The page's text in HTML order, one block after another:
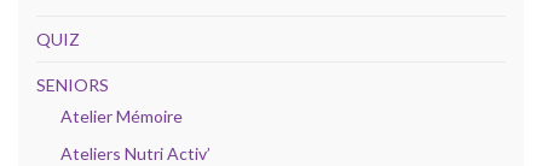
QUIZ
SENIORS
Atelier Mémoire
Ateliers Nutri Activ’